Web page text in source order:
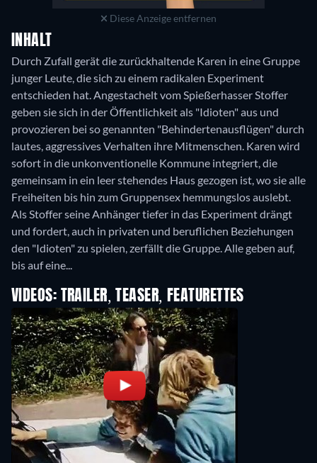
Diese Anzeige entfernen
INHALT
Durch Zufall gerät die zurückhaltende Karen in eine Gruppe
junger Leute, die sich zu einem radikalen Experiment
entschieden hat. Angestachelt vom Spießerhasser Stoffer
geben sie sich in der Öffentlichkeit als "Idioten" aus und
provozieren bei so genannten "Behindertenausflügen" durch
lautes, aggressives Verhalten ihre Mitmenschen. Karen wird
sofort in die unkonventionelle Kommune integriert, die
gemeinsam in ein leer stehendes Haus gezogen ist, wo sie alle
Freiheiten bis hin zum Gruppensex hemmungslos auslebt.
Als Stoffer seine Anhänger tiefer in das Experiment drängt
und fordert, auch in privaten und beruflichen Beziehungen
den "Idioten" zu spielen, zerfällt die Gruppe. Alle geben auf,
bis auf eine...
VIDEOS: TRAILER, TEASER, FEATURETTES